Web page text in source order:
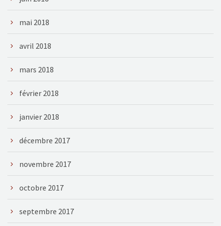
mai 2018
avril 2018
mars 2018
février 2018
janvier 2018
décembre 2017
novembre 2017
octobre 2017
septembre 2017